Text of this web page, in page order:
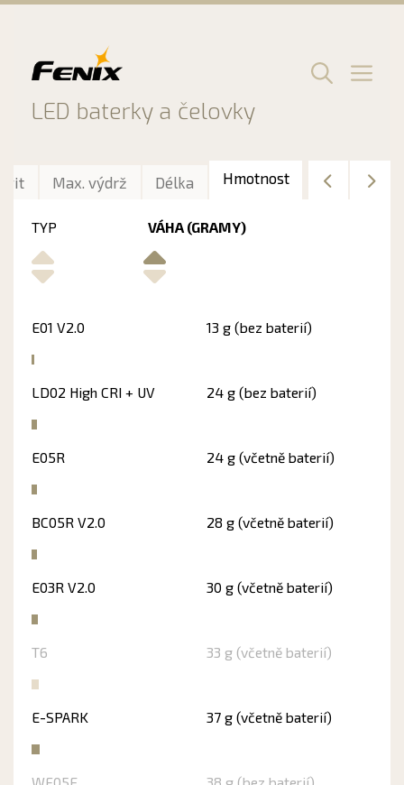
LED baterky a čelovky
Menu
Max. výdrž Délka Hmotnost
TYP VÁHA (GRAMY)
E01 V2.0 13 g (bez baterií)
LD02 High CRI + UV 24 g (bez baterií)
E05R 24 g (včetně baterií)
BC05R V2.0 28 g (včetně baterií)
E03R V2.0 30 g (včetně baterií)
T6 33 g (včetně baterií)
E-SPARK 37 g (včetně baterií)
WF05E 38 g (bez baterií)